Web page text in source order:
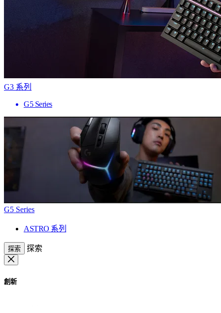
G3 系列
G5 Series
G5 Series
ASTRO 系列
探索 探索
創新